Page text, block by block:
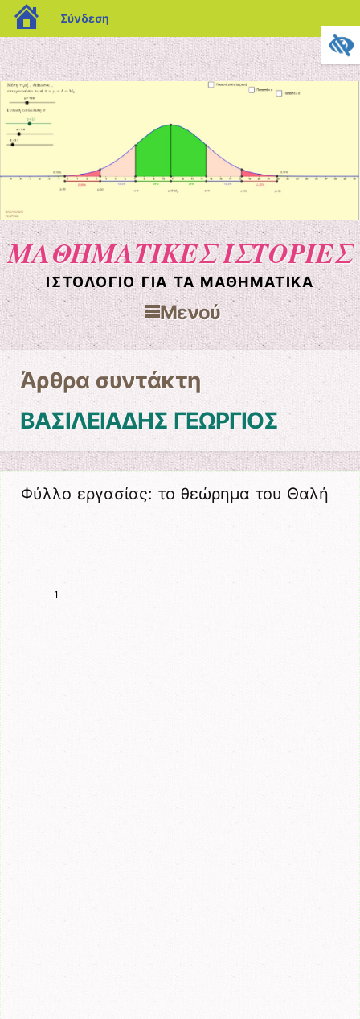
blogs.sch.gr
Σύνδεση
ΜΑΘΗΜΑΤΙΚΕΣ ΙΣΤΟΡΙΕΣ
ΙΣΤΟΛΌΓΙΟ ΓΙΑ ΤΑ ΜΑΘΗΜΑΤΙΚΆ
Μενού
Μετάβαση στο περιεχόμενο
Άρθρα συντάκτη
ΒΑΣΙΛΕΙΑΔΗΣ ΓΕΩΡΓΙΟΣ
Φύλλο εργασίας: το θεώρημα του Θαλή